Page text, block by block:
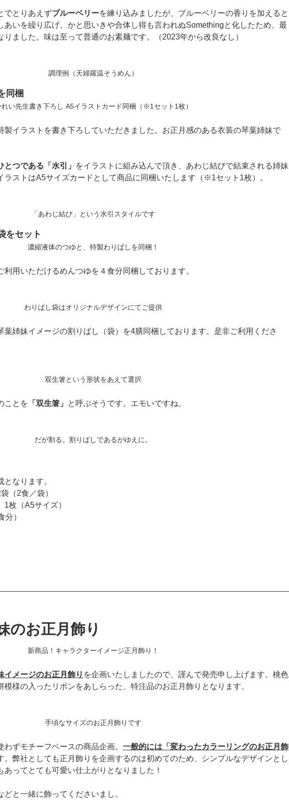
でとりあえずブルーベリーを練り込みましたが、ブルーベリーの香りを加えると
あいを繰り広げ、かと思いきや合体し得も言われぬSomethingと化したため、最
ました。味は至って普通のお素麺です。（2023年から改良なし）
調理例（天婦羅温そうめん）
同梱
れい先生書き下ろし A5イラストカード同梱（※1セット1枚）
製イラストを書き下ろしていただきました。お正月感のある衣装の琴葉姉妹で
つである「水引」
をイラストに組み込んで頂き、あわじ結びで結束される姉妹
ラストはA5サイズカードとして商品に同梱いたします（※1セット1枚）。
「あわじ結び」という水引スタイルです
をセット
濃縮液体のつゆと、特製わりばしを同梱！
用いただけるめんつゆを４食分同梱しております。
わりばし袋はオリジナルデザインにてご提供
葉姉妹イメージの割りばし（袋）を4膳同梱しております。是非ご利用くださ
双生箸という形状をあえて選択
ことを 「双生箸」 と呼ぶそうです。エモいですね。
だが割る。割りばしであるがゆえに。
なります。
（2食／袋）
枚（A5サイズ）
）
のお正月飾り
新商品！キャラクターイメージ正月飾り！
イメージのお正月飾り を企画いたしましたので、謹んで発売申し上げます。桃色
様の入ったリボンをあしらった、特注品のお正月飾りとなります。
手頃なサイズのお正月飾りです
ずモチーフベースの商品企画。 一般的には「変わったカラーリングのお正月飾
。弊社としても正月飾りを企画するのは初めてのため、シンプルなデザインとし
ってとても可愛い仕上がりとなりました！
と一緒に飾ってくださいまし。